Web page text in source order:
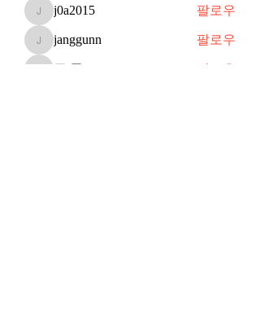
j0a2015
j0a2015 팔로우
janggunn
janggunn 팔로우
쥬 공 팔로우